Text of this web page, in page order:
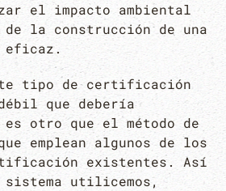
el impacto ambiental
la construcción de una
eficaz.
tipo de certificación
que debería
otro que el método de
emplean algunos de los
existentes. Así
sistema utilicemos,